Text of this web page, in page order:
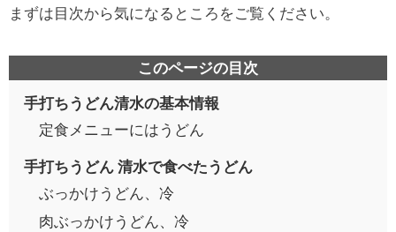
まずは目次から気になるところをご覧ください。
このページの目次
手打ちうどん清水の基本情報
定食メニューにはうどん
手打ちうどん 清水で食べたうどん
ぶっかけうどん、冷
肉ぶっかけうどん、冷